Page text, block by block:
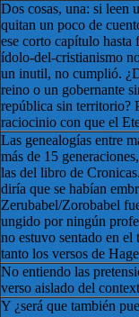
Dos cosas, una: si leen
quitan un poco de
ese corto capítulo hasta
ídolo-del-cristianismo
un inutil, no cumplió.
reino o un gobernante
república sin territorio?
raciocinio con que el
Las genealogías entre
más de 15
las del libro de
diría que se habían
Zerubabel/Zorobabel
ungido por ningún
no estuvo sentado en
tanto los versos de
No entiendo las
verso aislado del
Y ¿será que también